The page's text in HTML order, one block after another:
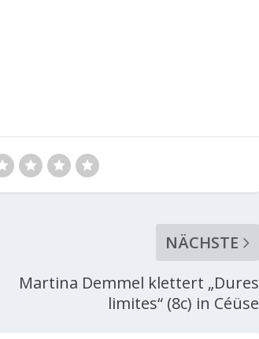
NÄCHSTE
Martina Demmel klettert „Dures
limites“ (8c) in Céüse